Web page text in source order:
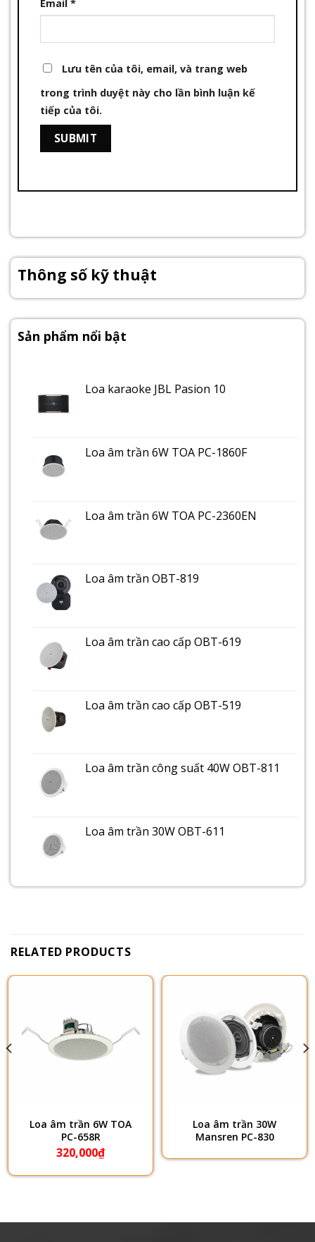
Email *
Lưu tên của tôi, email, và trang web
trong trình duyệt này cho lần bình luận kế
tiếp của tôi.
Thông số kỹ thuật
Sản phẩm nổi bật
Loa karaoke JBL Pasion 10
Loa âm trần 6W TOA PC-1860F
Loa âm trần 6W TOA PC-2360EN
Loa âm trần OBT-819
Loa âm trần cao cấp OBT-619
Loa âm trần cao cấp OBT-519
Loa âm trần công suất 40W OBT-811
Loa âm trần 30W OBT-611
RELATED PRODUCTS
Loa âm trần 6W TOA
PC-658R
320,000₫
Loa âm trần 30W
Mansren PC-830